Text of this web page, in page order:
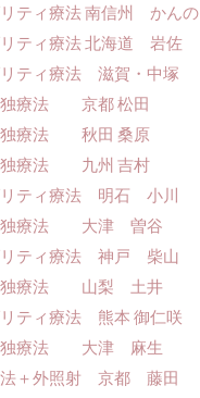
リティ療法 南信州 かんの
リティ療法 北海道 岩佐
リティ療法 滋賀・中塚
独療法 京都 松田
独療法 秋田 桑原
独療法 九州 吉村
リティ療法 明石 小川
独療法 大津 曽谷
リティ療法 神戸 柴山
独療法 山梨 土井
リティ療法 熊本 御仁咲
独療法 大津 麻生
法＋外照射 京都 藤田